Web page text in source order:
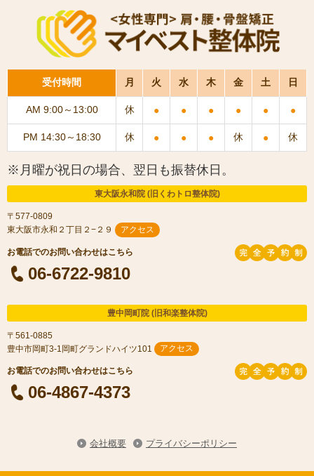
受付時間 月 火 水 木 金 土 日
AM 9:00～13:00 休 ● ● ● ● ● ●
PM 14:30～18:30 休 ● ● ● 休 ● 休
※月曜が祝日の場合、翌日も振替休日。
東大阪永和院 (旧くわトロ整体院)
〒577-0809
東大阪市永和２丁目２−２９
アクセス
06-6722-9810
豊中岡町院 (旧和楽整体院)
〒561-0885
豊中市岡町3-1岡町グランドハイツ101
アクセス
06-4867-4373
会社概要 プライバシーポリシー